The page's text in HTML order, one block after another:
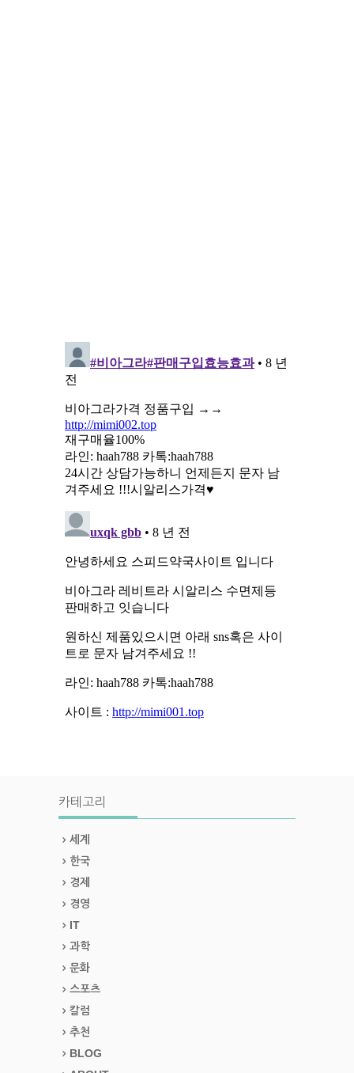
카테고리
세계
한국
경제
경영
IT
과학
문화
스포츠
칼럼
추천
BLOG